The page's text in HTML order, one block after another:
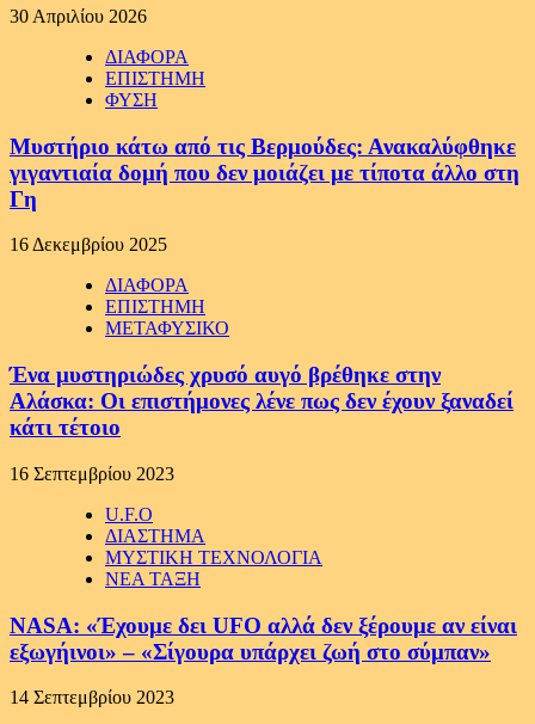
30 Απριλίου 2026
ΔΙΑΦΟΡΑ
ΕΠΙΣΤΗΜΗ
ΦΥΣΗ
Μυστήριο κάτω από τις Βερμούδες: Ανακαλύφθηκε
γιγαντιαία δομή που δεν μοιάζει με τίποτα άλλο στη
Γη
16 Δεκεμβρίου 2025
ΔΙΑΦΟΡΑ
ΕΠΙΣΤΗΜΗ
ΜΕΤΑΦΥΣΙΚΟ
Ένα μυστηριώδες χρυσό αυγό βρέθηκε στην
Αλάσκα: Οι επιστήμονες λένε πως δεν έχουν ξαναδεί
κάτι τέτοιο
16 Σεπτεμβρίου 2023
U.F.O
ΔΙΑΣΤΗΜΑ
ΜΥΣΤΙΚΗ ΤΕΧΝΟΛΟΓΙΑ
ΝΕΑ ΤΑΞΗ
NASA: «Έχουμε δει UFO αλλά δεν ξέρουμε αν είναι
εξωγήινοι» – «Σίγουρα υπάρχει ζωή στο σύμπαν»
14 Σεπτεμβρίου 2023